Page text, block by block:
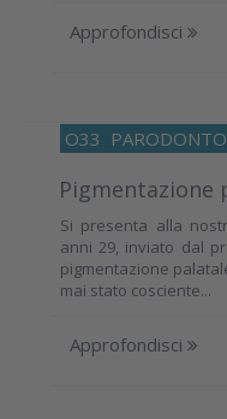
Approfondisci
O33
Pigmentazione
Si presenta alla
anni 29, inviato dal
pigmentazione
mai stato cosciente...
Approfondisci